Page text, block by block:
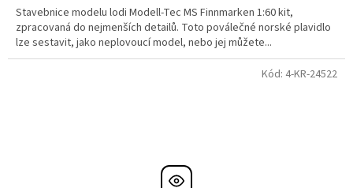
Stavebnice modelu lodi Modell-Tec MS Finnmarken 1:60 kit,
zpracovaná do nejmenších detailů. Toto poválečné norské plavidlo
lze sestavit, jako neplovoucí model, nebo jej můžete...
Kód: 4-KR-24522